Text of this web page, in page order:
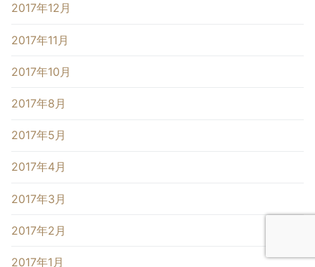
2017年12月
2017年11月
2017年10月
2017年8月
2017年5月
2017年4月
2017年3月
2017年2月
2017年1月